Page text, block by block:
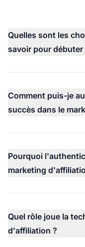
Quelles sont les
savoir pour
Comment puis-je
succès dans le
Pourquoi
marketing
Quel rôle joue la
d'affiliation ?